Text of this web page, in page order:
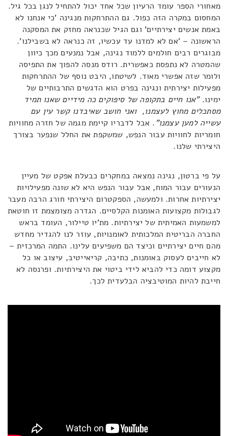
מאחורי הספר עומד הרעיון שכל אחד יכול להתחיל לנגן בכל גיל.
המחסום במקרה הזה כפול. גם ההתרחקות מנגינה 'כי אנחנו לא
באמת אנשים יצירתיים' וגם הגיל שכנראה מחזק את המסקנה
הראשונה – 'אם לא למדנו עד עכשיו, זה כנראה לא בשבילנו'.
מבוגרים רבים חולמים ללמוד נגינה, אבל נמנעים מכך כיוון
שהמטרה לא נתפסת כאפשרית. רודס מנסה להפוך את התפיסה
ולומר שזה אפשרי מאוד. לשיטתו, היבט נוסף של ההתרחקות
מפעילות יצירתית ונגינה בפרט הוא הדגשים התרבותיים של
ימינו."אנו חיים בתקופה של סיפוקים כה מידיים שאנו תמיד
מסתכלים מחוץ לעצמנו, ואני חושב שאיבדנו קשר עין עם
עשייה למען עצמנו". אבל לדבריו קיימת מגמה של חזרה מחוויות
חומריות לחוויות עבור הנפש, שמשקפת את החלל שנפער בצורך
היצירתי שלנו.
על פי ברטון, נגינה נמצאה במחקרים כבעלת אפקט של מעיין
הנעורים עבור המוח, אבל עבור הנפש היא לא שונה מפעילויות
יצירתיות אחרות. ולמעשה, הספקטרום היצירתי חורג הרבה מעבר
לגבולות מקצועות האומנות הקלסיים. הגדרה מצומצמת זו חוטאת
למשמעות האמיתית של יצירתיות. מת'יו טיילור, העומד בראש
החברה הבריטית המלכותית לאומנויות, עוזר לנו להגדיר מחדש
מהם חיים יצירתיים וכיצד הם משפיעים עלינו. התמה המרכזית –
לא חייבים לעסוק באומנות, כתיבה, קריאייטיב, עיצוב או כל
מקצוע דומה כדי להביא לידי ביטוי את היצירתיות. ופרנסה לא
חייבת להיות המוטיבציה הבלעדית לכך.